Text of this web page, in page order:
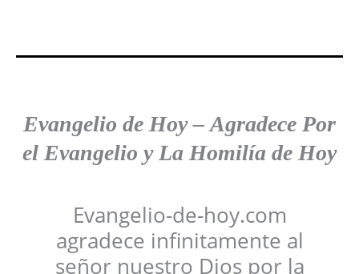
Evangelio de Hoy–Agradece Por
el Evangelio y La Homilía de Hoy
Evangelio-de-hoy.com
agradece infinitamente al
señor nuestro Dios por la